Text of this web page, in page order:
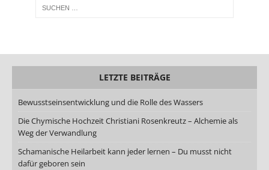
LETZTE BEITRÄGE
Bewusstseinsentwicklung und die Rolle des Wassers
Die Chymische Hochzeit Christiani Rosenkreutz – Alchemie als
Weg der Verwandlung
Schamanische Heilarbeit kann jeder lernen – Du musst nicht
dafür geboren sein